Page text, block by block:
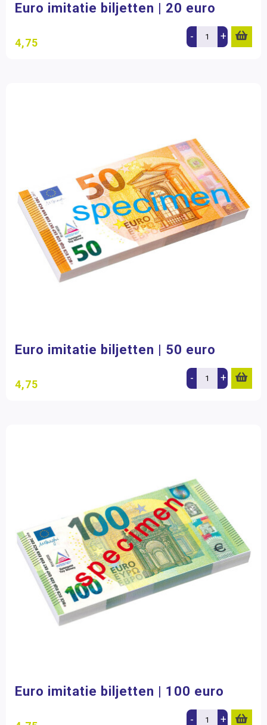
Euro imitatie biljetten | 20 euro
4,75 - +
Euro imitatie biljetten | 50 euro
4,75 - +
Euro imitatie biljetten | 100 euro
- +